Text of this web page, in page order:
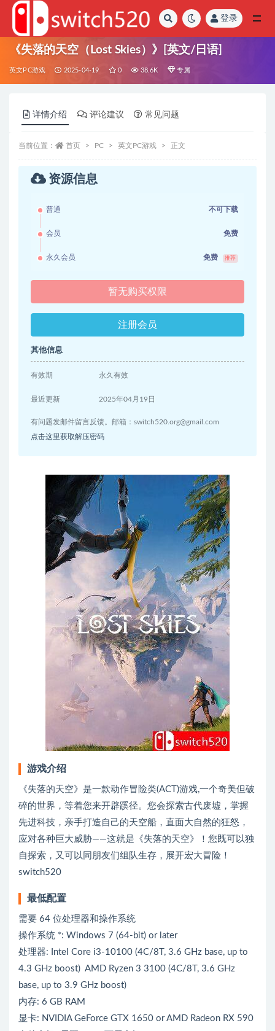
登录
《失落的天空（Lost Skies）》[英文/日语]
英文PC游戏 2025-04-19 0 38.6K 专属
详情介绍 评论建议 常见问题
当前位置： 首页 PC 英文PC游戏 正文
资源信息
普通 不可下载
会员 免费
永久会员 免费 推荐
暂无购买权限
注册会员
其他信息
有效期 永久有效
最近更新 2025年04月19日
有问题发邮件留言反馈。邮箱： switch520.org@gmail.com
点击这里获取解压密码
游戏介绍
《失落的天空》是一款动作冒险类(ACT)游戏,一个奇美但破
碎的世界，等着您来开辟蹊径。您会探索古代废墟，掌握
先进科技，亲手打造自己的天空船，直面大自然的狂怒，
应对各种巨大威胁——这就是《失落的天空》！您既可以独
自探索，又可以同朋友们组队生存，展开宏大冒险！
switch520
最低配置
需要 64 位处理器和操作系统
操作系统 *: Windows 7 (64-bit) or later
处理器: Intel Core i3-10100 (4C/8T, 3.6 GHz base, up to
4.3 GHz boost) AMD Ryzen 3 3100 (4C/8T, 3.6 GHz
base, up to 3.9 GHz boost)
内存: 6 GB RAM
显卡: NVIDIA GeForce GTX 1650 or AMD Radeon RX 590